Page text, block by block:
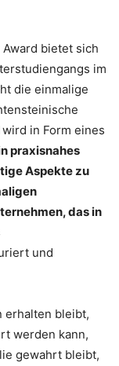
bietet sich
im
die einmalige
in Form eines
praxisnahes
Aspekte zu
das in
und
erhalten bleibt,
werden kann,
gewahrt bleibt,